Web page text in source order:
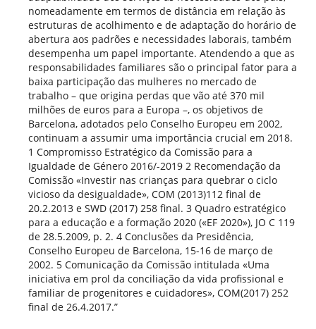
nomeadamente em termos de distância em relação às
estruturas de acolhimento e de adaptação do horário de
abertura aos padrões e necessidades laborais, também
desempenha um papel importante. Atendendo a que as
responsabilidades familiares são o principal fator para a
baixa participação das mulheres no mercado de
trabalho – que origina perdas que vão até 370 mil
milhões de euros para a Europa –, os objetivos de
Barcelona, adotados pelo Conselho Europeu em 2002,
continuam a assumir uma importância crucial em 2018.
1 Compromisso Estratégico da Comissão para a
Igualdade de Género 2016/-2019 2 Recomendação da
Comissão «Investir nas crianças para quebrar o ciclo
vicioso da desigualdade», COM (2013)112 final de
20.2.2013 e SWD (2017) 258 final. 3 Quadro estratégico
para a educação e a formação 2020 («EF 2020»), JO C 119
de 28.5.2009, p. 2. 4 Conclusões da Presidência,
Conselho Europeu de Barcelona, 15-16 de março de
2002. 5 Comunicação da Comissão intitulada «Uma
iniciativa em prol da conciliação da vida profissional e
familiar de progenitores e cuidadores», COM(2017) 252
final de 26.4.2017.”